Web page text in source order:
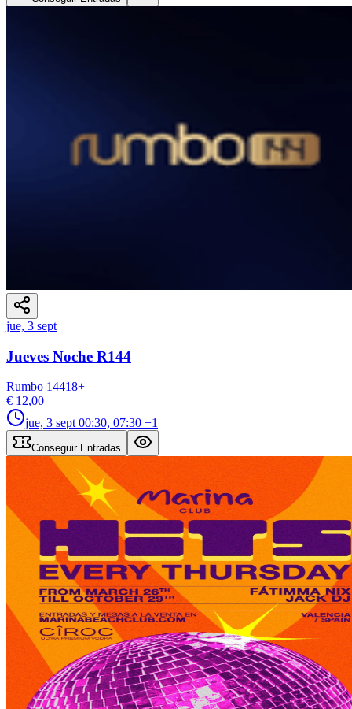
jue, 3 sept
Jueves Noche R144
Rumbo 14418+
€ 12,00
jue, 3 sept 00:30, 07:30 +1
Conseguir Entradas